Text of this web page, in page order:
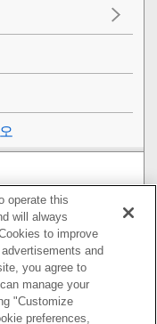
기능
operate this
will always
to improve
and
you agree to
manage your
"Customize
preferences,